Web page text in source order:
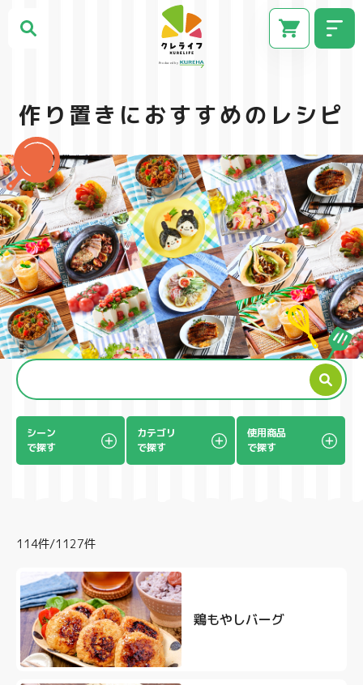
CM
製
作り置きにおすすめのレシピ
シーン
で探す
カテゴリ
で探す
使用商品
で探す
114件/1127件
鶏もやしバーグ